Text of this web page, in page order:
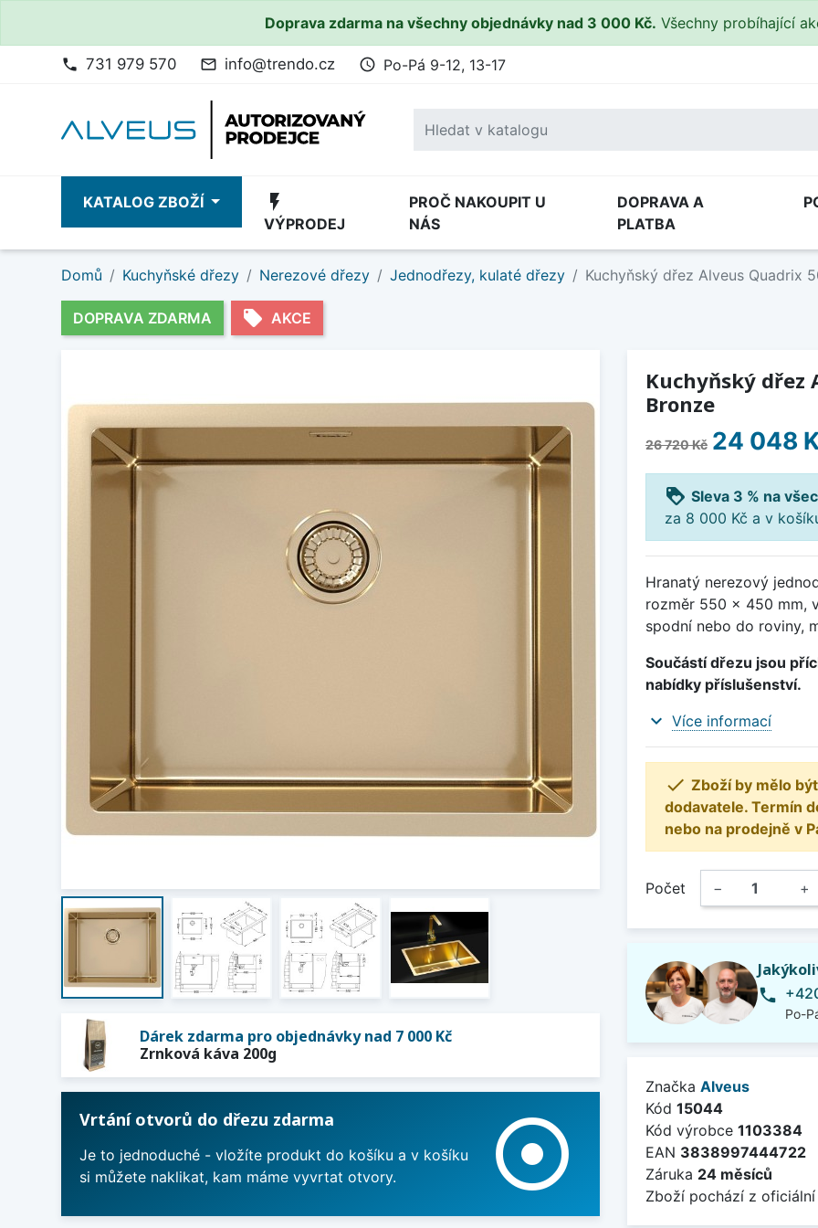
Doprava zdarma na všechny objednávky nad 3 000 Kč. Všechny probíhající
phone 731 979 570 mail_outline info@trendo.cz access_time Po-Pá 9-12, 13-17
KATALOG ZBOŽÍ flash_on
VÝPRODEJ
PROČ NAKOUPIT U
NÁS
DOPRAVA A
PLATBA
Domů Kuchyňské dřezy Nerezové dřezy Jednodřezy, kulaté dřezy Kuchyňský dřez Alveus Quadrix
DOPRAVA ZDARMA local_offer AKCE
Dárek zdarma pro objednávky nad 7 000 Kč
Zrnková káva 200g
Vrtání otvorů do dřezu zdarma
Je to jednoduché - vložíte produkt do košíku a v košíku
si můžete naklikat, kam máme vyvrtat otvory.
adjust
Kuchyňský dřez
Bronze
26 720 Kč 24 048
loyalty Sleva 3 % na
za 8 000 Kč a v
Hranatý nerezový
rozměr 550 x 450 mm,
spodní nebo do roviny,
Součástí dřezu jsou
nabídky příslušenství.
expand_more Více informací
 Zboží by mělo
dodavatele. Termín
nebo na prodejně v
Počet − +
phone
Po-
Značka Alveus
Kód 15044
Kód výrobce 1103384
EAN 3838997444722
Záruka 24 měsíců
Zboží pochází z